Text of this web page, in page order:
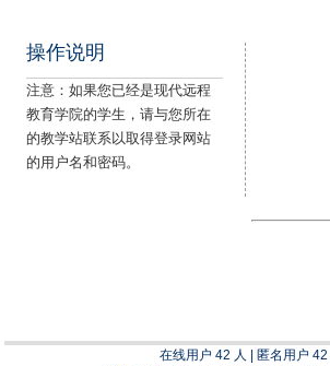
操作说明
注意：如果您已经是现代远程
教育学院的学生，请与您所在
的教学站联系以取得登录网站
的用户名和密码。
在线用户 42 人 | 匿名用户